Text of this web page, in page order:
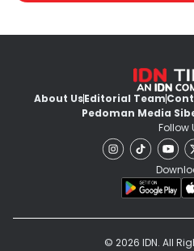
About UsEditorial Team
Pedoman Media
Follow
© 2026 IDN. All